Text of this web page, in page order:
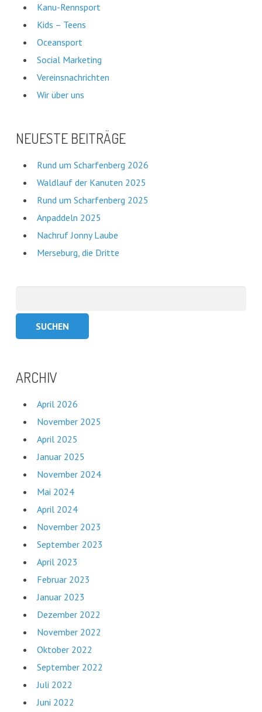
Kanu-Rennsport
Kids – Teens
Oceansport
Social Marketing
Vereinsnachrichten
Wir über uns
NEUESTE BEITRÄGE
Rund um Scharfenberg 2026
Waldlauf der Kanuten 2025
Rund um Scharfenberg 2025
Anpaddeln 2025
Nachruf Jonny Laube
Merseburg, die Dritte
ARCHIV
April 2026
November 2025
April 2025
Januar 2025
November 2024
Mai 2024
April 2024
November 2023
September 2023
April 2023
Februar 2023
Januar 2023
Dezember 2022
November 2022
Oktober 2022
September 2022
Juli 2022
Juni 2022